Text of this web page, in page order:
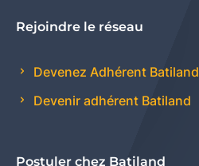
Rejoindre le réseau
Devenez Adhérent Batiland
Devenir adhérent Batiland
Postuler chez Batiland